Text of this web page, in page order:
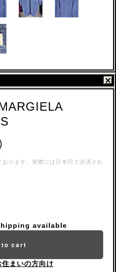
ります。実際には日本円で決済され
available
to cart
住まいの方向け